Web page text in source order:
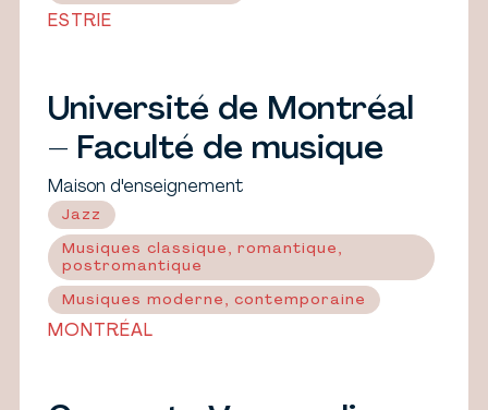
ESTRIE
Université de Montréal
– Faculté de musique
Maison d'enseignement
Jazz
Musiques classique, romantique,
postromantique
Musiques moderne, contemporaine
MONTRÉAL